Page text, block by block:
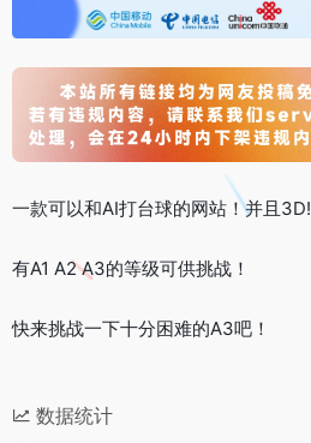
一款可以和AI打台球的网站！并且3D!
有A1 A2 A3的等级可供挑战！
快来挑战一下十分困难的A3吧！
数据统计